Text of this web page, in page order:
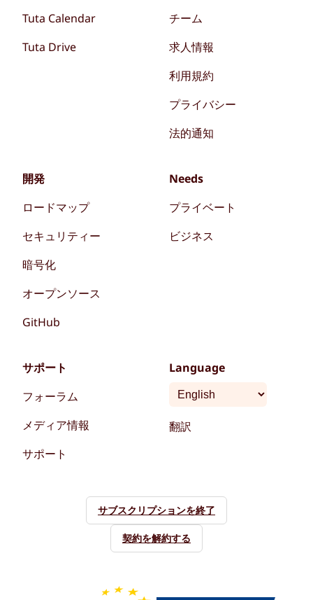
Tuta Calendar
Tuta Drive
チーム
求人情報
利用規約
プライバシー
法的通知
開発
ロードマップ
セキュリティー
暗号化
オープンソース
GitHub
Needs
プライベート
ビジネス
サポート
フォーラム
メディア情報
サポート
Language
翻訳
サブスクリプションを終了
契約を解約する